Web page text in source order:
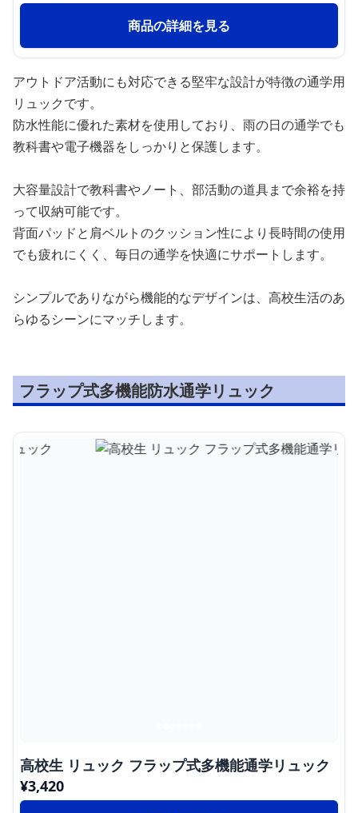
商品の詳細を見る
アウトドア活動にも対応できる堅牢な設計が特徴の通学用
リュックです。
防水性能に優れた素材を使用しており、雨の日の通学でも
教科書や電子機器をしっかりと保護します。
大容量設計で教科書やノート、部活動の道具まで余裕を持
って収納可能です。
背面パッドと肩ベルトのクッション性により長時間の使用
でも疲れにくく、毎日の通学を快適にサポートします。
シンプルでありながら機能的なデザインは、高校生活のあ
らゆるシーンにマッチします。
フラップ式多機能防水通学リュック
高校生 リュック フラップ式多機能通学リュック
¥3,420